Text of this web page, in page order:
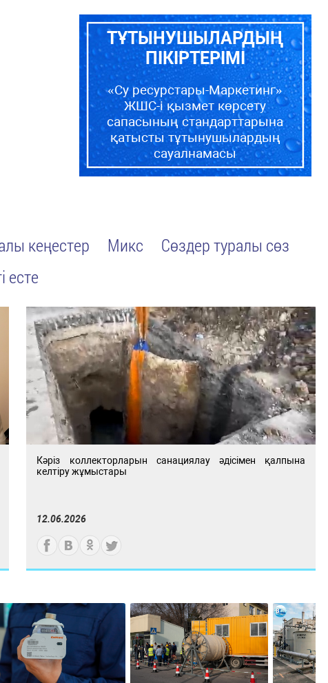
ТҰТЫНУШЫЛАРДЫҢ
ПІКІРТЕРІМІ
«Су ресурстары-Маркетинг»
ЖШС-і қызмет көрсету
сапасының стандарттарына
қатысты тұтынушылардың
сауалнамасы
кеңестер Микс
Сөздер туралы сөз
есте
Кәріз коллекторларын санациялау әдісімен қалпына
келтіру жұмыстары
12.06.2026